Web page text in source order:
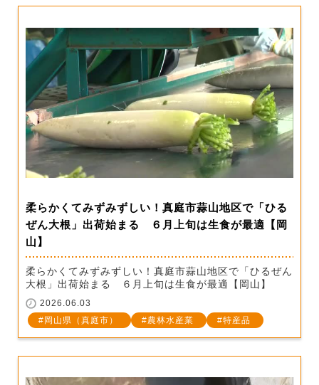
柔らかくてみずみずしい！真庭市蒜山地区で「ひる
ぜん大根」出荷始まる ６月上旬は生食が最適【岡
山】
柔らかくてみずみずしい！真庭市蒜山地区で「ひるぜん
大根」出荷始まる ６月上旬は生食が最適【岡山】
2026.06.03
岡山県（真庭市）
農林水産業 特産品